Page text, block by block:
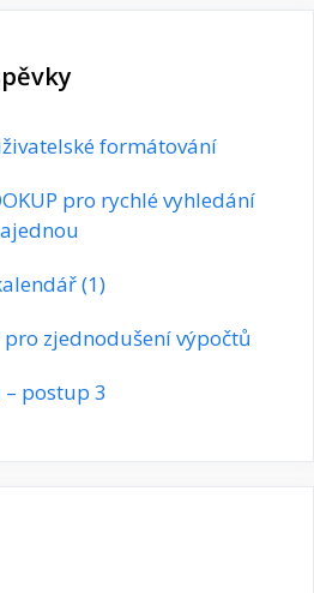
formátování
pro rychlé vyhledání
(1)
pro zjednodušení výpočtů
postup 3